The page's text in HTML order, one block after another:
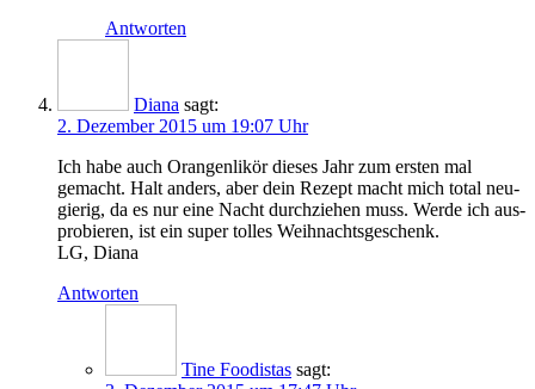
Antworten
Diana sagt:
2. Dezember 2015 um 19:07 Uhr
Ich habe auch Oran­gen­li­kör die­ses Jahr zum ers­ten mal
gemacht. Halt anders, aber dein Rezept macht mich total neu­
gie­rig, da es nur eine Nacht durch­zie­hen muss. Wer­de ich aus­
pro­bie­ren, ist ein super tol­les Weihnachtsgeschenk.
LG, Diana
Antworten
Tine Foodistas sagt: